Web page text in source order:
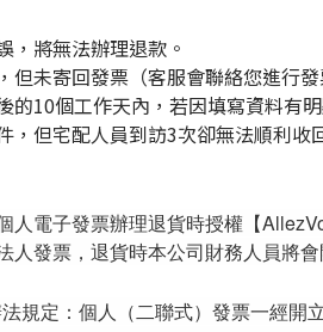
，將無法辦理退款。
但未寄回發票（客服會聯絡您進行
的10個工作天內，若因填寫資料有
，但宅配人員到訪3次卻無法順利收
人電子發票辦理退貨時授權【
人發票，退貨時本公司財務人員將
規定：個人（二聯式）發票一經開